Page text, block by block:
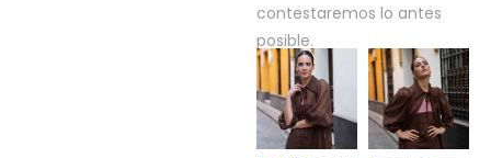
contestaremos lo antes
posible.